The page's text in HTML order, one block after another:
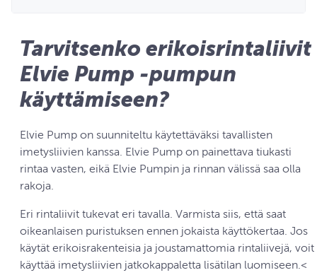
Tarvitsenko erikoisrintaliivit
Elvie Pump ‑pumpun
käyttämiseen?
Elvie Pump on suunniteltu käytettäväksi tavallisten
imetysliivien kanssa. Elvie Pump on painettava tiukasti
rintaa vasten, eikä Elvie Pumpin ja rinnan välissä saa olla
rakoja.
Eri rintaliivit tukevat eri tavalla. Varmista siis, että saat
oikeanlaisen puristuksen ennen jokaista käyttökertaa. Jos
käytät erikoisrakenteisia ja joustamattomia rintaliivejä, voit
käyttää imetysliivien jatkokappaletta lisätilan luomiseen.<